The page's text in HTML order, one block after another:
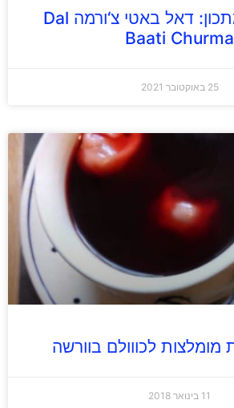
סיפורו של מתכון: דאל באטי צ‘ורמה Dal
Baati Churma
25 באוקטובר 2021
11 בינואר 2018